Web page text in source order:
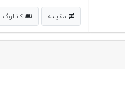
مقایسه